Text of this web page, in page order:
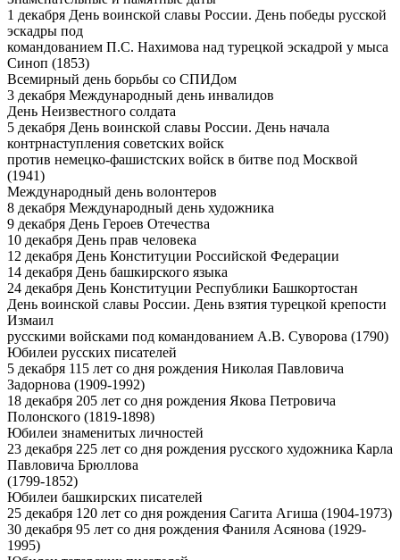
1 декабря День воинской славы России. День победы русской
эскадры под
командованием П.С. Нахимова над турецкой эскадрой у мыса
Синоп (1853)
Всемирный день борьбы со СПИДом
3 декабря Международный день инвалидов
День Неизвестного солдата
5 декабря День воинской славы России. День начала
контрнаступления советских войск
против немецко-фашистских войск в битве под Москвой
(1941)
Международный день волонтеров
8 декабря Международный день художника
9 декабря День Героев Отечества
10 декабря День прав человека
12 декабря День Конституции Российской Федерации
14 декабря День башкирского языка
24 декабря День Конституции Республики Башкортостан
День воинской славы России. День взятия турецкой крепости
Измаил
русскими войсками под командованием А.В. Суворова (1790)
Юбилеи русских писателей
5 декабря 115 лет со дня рождения Николая Павловича
Задорнова (1909-1992)
18 декабря 205 лет со дня рождения Якова Петровича
Полонского (1819-1898)
Юбилеи знаменитых личностей
23 декабря 225 лет со дня рождения русского художника Карла
Павловича Брюллова
(1799-1852)
Юбилеи башкирских писателей
25 декабря 120 лет со дня рождения Сагита Агиша (1904-1973)
30 декабря 95 лет со дня рождения Фаниля Асянова (1929-
1995)